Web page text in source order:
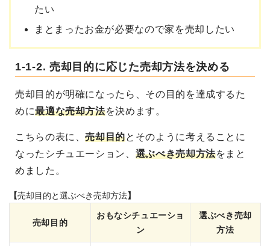
たい
まとまったお金が必要なので家を売却したい
1-1-2. 売却目的に応じた売却方法を決める
売却目的が明確になったら、その目的を達成するた
めに最適な売却方法を決めます。
こちらの表に、売却目的とそのように考えることに
なったシチュエーション、 選ぶべき売却方法をまと
めました。
【売却目的と選ぶべき売却方法】
売却 目的
おもなシチュエーショ
ン
選ぶべき売却
方法